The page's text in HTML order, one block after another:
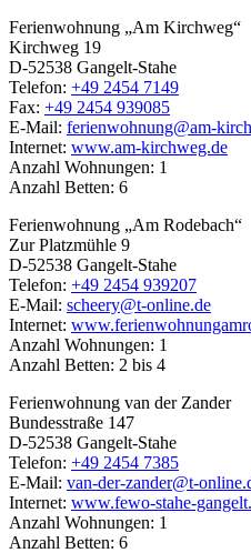
Ferienwohnung „Am Kirchweg“
Kirchweg 19
D-52538 Gangelt-Stahe
Telefon: +49 2454 7149
Fax: +49 2454 939085
E-Mail: ferienwohnung@am-
Internet: www.am-kirchweg.de
Anzahl Wohnungen: 1
Anzahl Betten: 6
Ferienwohnung „Am Rodebach“
Zur Platzmühle 9
D-52538 Gangelt-Stahe
Telefon: +49 2454 939207
E-Mail: scheery@t-online.de
Internet:
Anzahl Wohnungen: 1
Anzahl Betten: 2 bis 4
Ferienwohnung van der Zander
Bundesstraße 147
D-52538 Gangelt-Stahe
Telefon: +49 2454 7385
E-Mail: van-der-zander@t-
Internet: www.fewo-stahe-
Anzahl Wohnungen: 1
Anzahl Betten: 6